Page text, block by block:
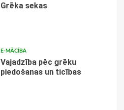
Grēka sekas
E-MĀCĪBA
Vajadzība pēc grēku
piedošanas un ticības